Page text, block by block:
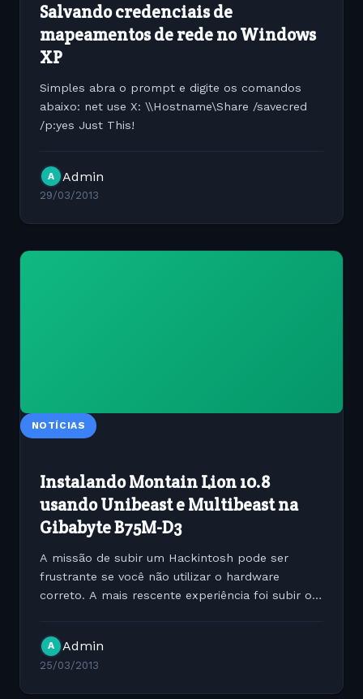
Salvando credenciais de
mapeamentos de rede no Windows
XP
Simples abra o prompt e digite os comandos
abaixo: net use X: \\Hostname\Share /savecred
/p:yes Just This!
A Admin
29/03/2013
NOTÍCIAS
Instalando Montain Lion 10.8
usando Unibeast e Multibeast na
Gibabyte B75M-D3
A missão de subir um Hackintosh pode ser
frustrante se você não utilizar o hardware
correto. A mais rescente experiência foi subir o
Unibeast e...
A Admin
25/03/2013